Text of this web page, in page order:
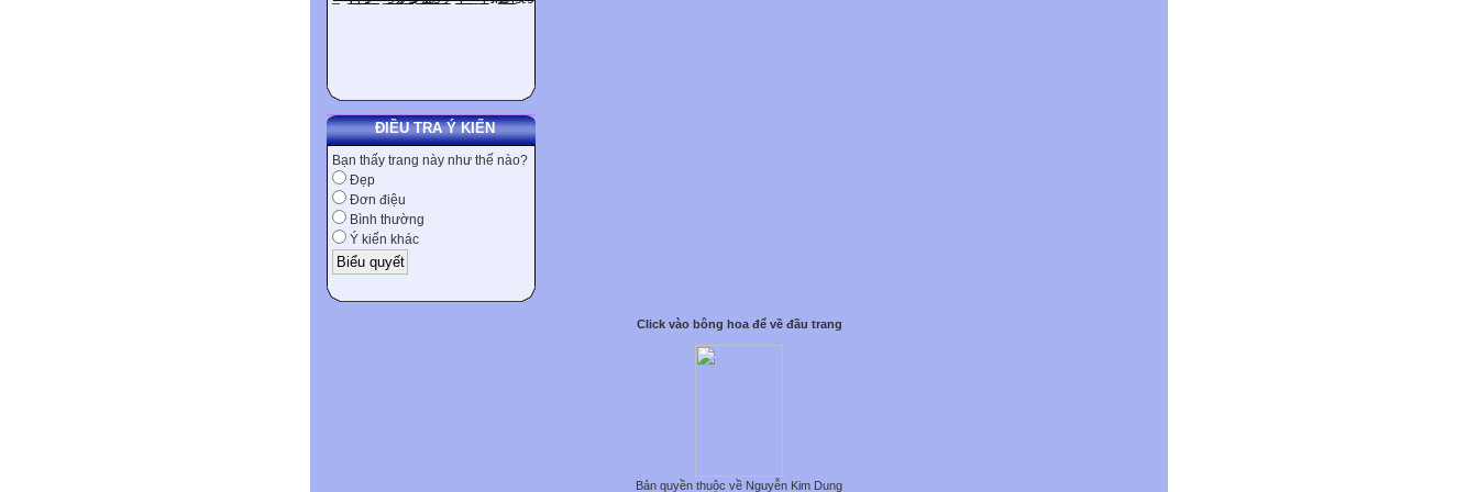
ĐIỀU TRA Ý KIẾN
Bạn thấy trang này như thế nào?
Đẹp
Đơn điệu
Bình thường
Ý kiến khác
Click vào bông hoa để về đầu trang
Bản quyền thuộc về Nguyễn Kim Dung